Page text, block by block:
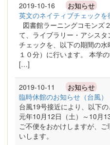
2019-10-16 お知らせ
英文のネイティブチェックを
図書館ラーニングコモンズ
て、ライブラリー・アシス
チェックを、以下の期間の
１０分）に行います。 本学
[…]
2019-10-11 お知らせ
臨時休館のお知らせ（台風）
台風19号接近により、以下
元年10月12日（土）～10月
ご不便をおかけしますが、
いします。